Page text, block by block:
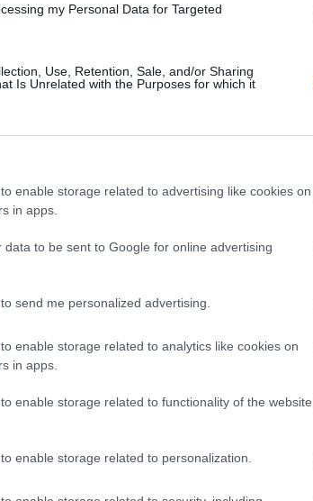
my Personal Data for Targeted
Use, Retention, Sale, and/or Sharing
Is Unrelated with the Purposes for which it
enable storage related to advertising like cookies on
in apps.
data to be sent to Google for online advertising
send me personalized advertising.
enable storage related to analytics like cookies on
in apps.
enable storage related to functionality of the website
enable storage related to personalization.